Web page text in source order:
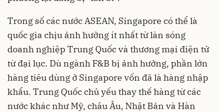
Trong số các nước ASEAN, Singapore có thể là
quốc gia chịu ảnh hưởng ít nhất từ làn sóng
doanh nghiệp Trung Quốc và thương mại điện tử
từ đại lục. Dù ngành F&B bị ảnh hưởng, phần lớn
hàng tiêu dùng ở Singapore vốn đã là hàng nhập
khẩu. Trung Quốc chủ yếu thay thế hàng từ các
nước khác như Mỹ, châu Âu, Nhật Bản và Hàn